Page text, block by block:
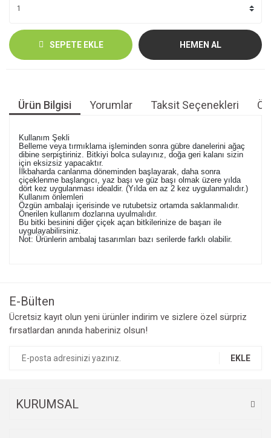
SEPETE EKLE HEMEN AL
Ürün Bilgisi Yorumlar Taksit Seçenekleri
Kullanım Şekli
Belleme veya tırmıklama işleminden sonra gübre danelerini ağaç
dibine serpiştiriniz. Bitkiyi bolca sulayınız, doğa geri kalanı sizin
için eksizsiz yapacaktır.
İlkbaharda canlanma döneminden başlayarak, daha sonra
çiçeklenme başlangıcı, yaz başı ve güz başı olmak üzere yılda
dört kez uygulanması idealdir. (Yılda en az 2 kez uygulanmalıdır.)
Kullanım önlemleri
Özgün ambalajı içerisinde ve rutubetsiz ortamda saklanmalıdır.
Önerilen kullanım dozlarına uyulmalıdır.
Bu bitki besinini diğer çiçek açan bitkilerinize de başarı ile
uygulayabilirsiniz.
Not: Ürünlerin ambalaj tasarımları bazı serilerde farklı olabilir.
Ürün resmi kalitesiz, bozuk veya görüntülenemiyor.
Ürün açıklamasında eksik bilgiler bulunuyor.
E-Bülten
Ücretsiz kayıt olun yeni ürünler indirim ve sizlere özel sürpriz
fırsatlardan anında haberiniz olsun!
EKLE
KURUMSAL